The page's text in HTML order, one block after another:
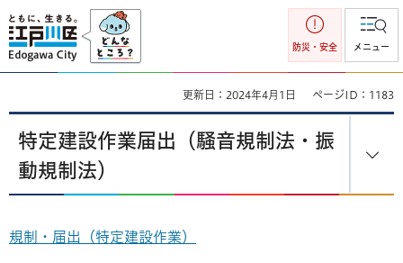
江戸川区
防災・安全 メニュー
更新日：2024年4月1日 ページID：1183
特定建設作業届出（騒音規制法・振
動規制法）
規制・届出（特定建設作業）